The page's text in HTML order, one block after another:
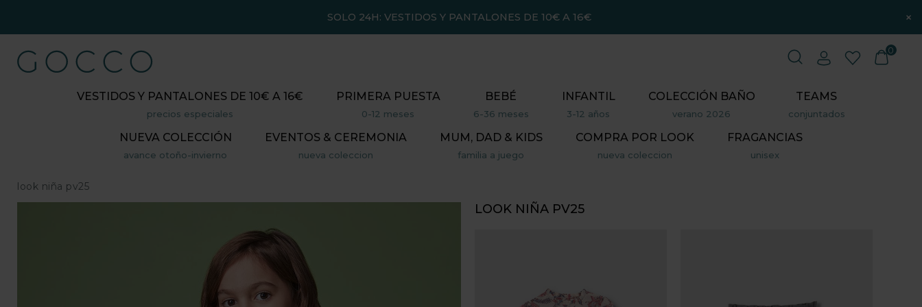
SOLO 24H: VESTIDOS Y PANTALONES DE 10€ A 16€ ×
VESTIDOS Y PANTALONES DE 10€ A 16€
precios especiales
PRIMERA PUESTA
0-12 meses
BEBÉ
6-36 meses
INFANTIL
3-12 años
COLECCIÓN BAÑO
verano 2026
TEAMS
conjuntados
NUEVA COLECCIÓN
avance otoño-invierno
EVENTOS & CEREMONIA
nueva coleccion
MUM, DAD & KIDS
familia a juego
COMPRA POR LOOK
nueva coleccion
FRAGANCIAS
unisex
0
look niña pv25
LOOK NIÑA PV25